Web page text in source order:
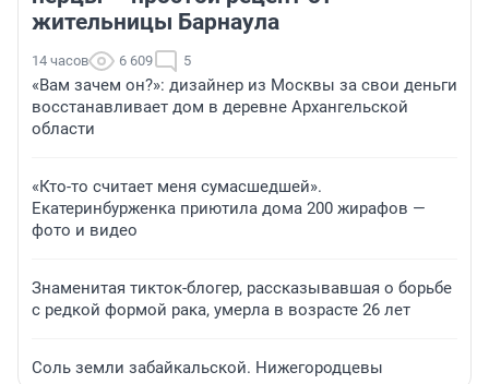
жительницы Барнаула
14 часов 6 609 5
«Вам зачем он?»: дизайнер из Москвы за свои деньги
восстанавливает дом в деревне Архангельской
области
«Кто-то считает меня сумасшедшей».
Екатеринбурженка приютила дома 200 жирафов —
фото и видео
Знаменитая тикток-блогер, рассказывавшая о борьбе
с редкой формой рака, умерла в возрасте 26 лет
Соль земли забайкальской. Нижегородцевы